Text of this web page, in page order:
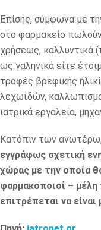
Επίσης, σύμφωνα με
στο φαρμακείο
χρήσεως, καλλυντικά
ως γαληνικά είτε
τροφές βρεφικής
λεχωϊδών,
ιατρικά εργαλεία,
Κατόπιν των ανωτέρω,
εγγράφως σχετική
χώρας με την οποία
φαρμακοποιοί –
επιτρέπεται να